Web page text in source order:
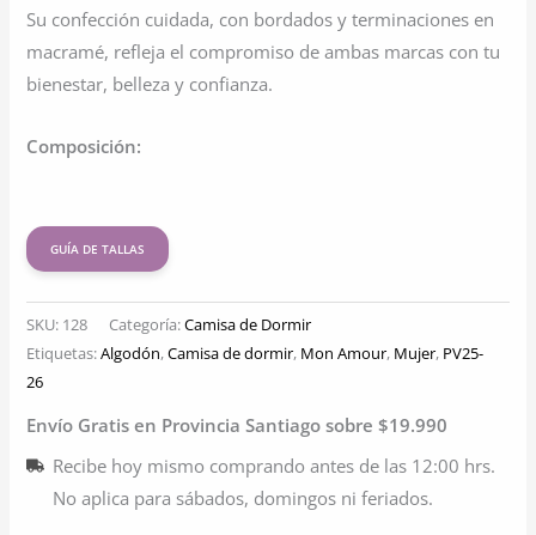
Su confección cuidada, con bordados y terminaciones en
macramé, refleja el compromiso de ambas marcas con tu
bienestar, belleza y confianza.
Composición:
GUÍA DE TALLAS
SKU: 128 Categoría:Camisa de Dormir
Etiquetas:Algodón,Camisa de dormir, Mon Amour, Mujer, PV25-
26
Envío Gratis en Provincia Santiago sobre $19.990
Recibe hoy mismo comprando antes de las 12:00 hrs.
No aplica para sábados, domingos ni feriados.